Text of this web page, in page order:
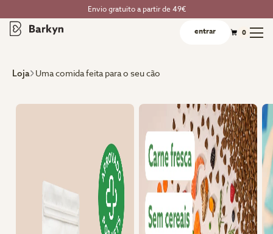
Envio gratuito a partir de 49€
entrar 0
Loja Uma comida feita para o seu cão